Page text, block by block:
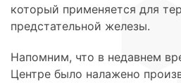
который применяется для
предстательной железы.
Напомним, что в недавнем
Центре было налажено